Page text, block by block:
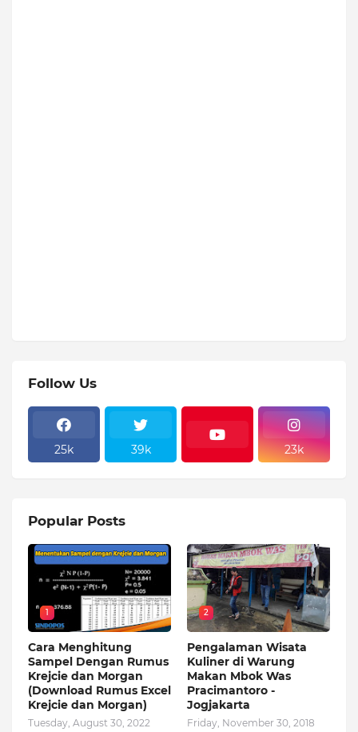
Follow Us
25k 39k 23k
Popular Posts
1
Cara Menghitung
Sampel Dengan Rumus
Krejcie dan Morgan
(Download Rumus Excel
Krejcie dan Morgan)
Tuesday, August 30, 2022
2
Pengalaman Wisata
Kuliner di Warung
Makan Mbok Was
Pracimantoro -
Jogjakarta
Friday, November 30, 2018